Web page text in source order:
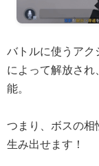
バトルに使うアク
によって解放さ
能。
つまり、ボスの相
生み出せます！